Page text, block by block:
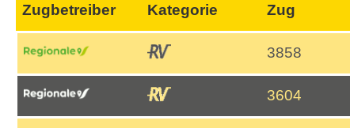
Zugbetreiber Kategorie Zug
3858
3604